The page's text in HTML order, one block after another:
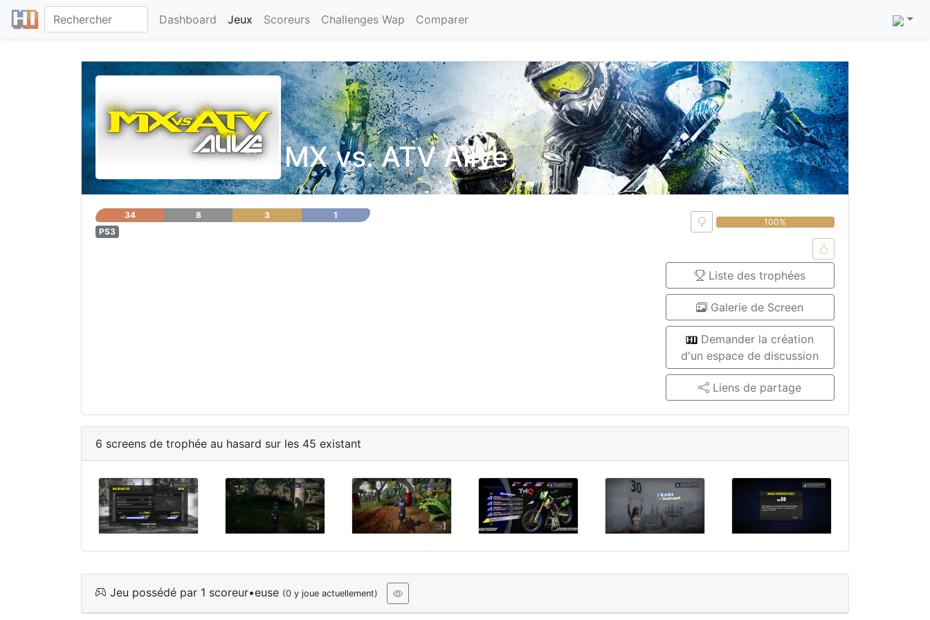
Dashboard Jeux Scoreurs Challenges Wap Comparer
MX vs. ATV Alive
34 8 3
1
PS3
0% 100%
Liste des trophées
Galerie de Screen
Demander la création
d'un espace de discussion
Liens de partage
6 screens de trophée au hasard sur les 45 existant
Jeu possédé par 1 scoreur•euse (0 y joue actuellement)